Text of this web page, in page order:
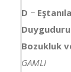
D −
Bozukluk
GAMLI